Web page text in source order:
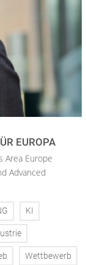
EUROPA
Area Europe
Advanced
KI
Wettbewerb